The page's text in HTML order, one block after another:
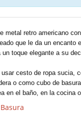
metal retro americano
que le da un encanto
toque elegante a su
cesto de ropa sucia,
o como cubo de
en el baño, en la cocina